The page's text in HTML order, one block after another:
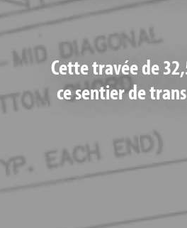
Cette travée de
ce sentier de